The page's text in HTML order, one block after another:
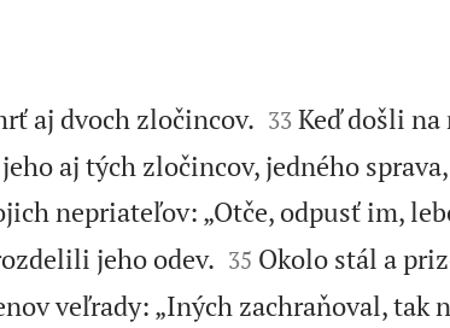
aj dvoch zločincov.
33 Keď došli na
aj tých zločincov, jedného
nepriateľov: „Otče, odpusť im,
jeho odev.
35 Okolo stál a
veľrady: „Iných zachraňoval, tak